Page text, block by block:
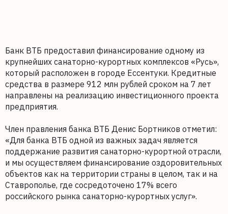
Банк ВТБ предоставил финансирование одному из
крупнейших санаторно-курортных комплексов «Русь»,
который расположен в городе Ессентуки. Кредитные
средства в размере 912 млн рублей сроком на 7 лет
направлены на реализацию инвестиционного проекта
предприятия.
Член правления банка ВТБ Денис Бортников отметил:
«Для банка ВТБ одной из важных задач является
поддержание развития санаторно-курортной отрасли,
и мы осуществляем финансирование оздоровительных
объектов как на территории страны в целом, так и на
Ставрополье, где сосредоточено 17% всего
российского рынка санаторно-курортных услуг».